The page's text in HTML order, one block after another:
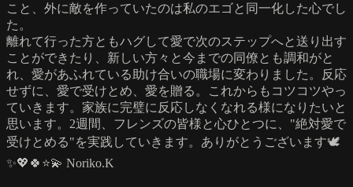
こと、外に敵を作っていたのは私のエゴと同一化した心でし
た。
離れて行った方ともハグして愛で次のステップへと送り出す
ことができたり、新しい方々と今までの同僚とも調和がと
れ、愛があふれている助け合いの職場に変わりました。反応
せずに、愛で受けとめ、愛を贈る。これからもコツコツやっ
ていきます。家族に完璧に反応しなくなれる様になりたいと
思います。2週間、フレンズの皆様と心ひとつに、"絶対愛で
受けとめる"を実践していきます。ありがとうございます🕊️
✨💖🍀⭐️💫 Noriko.K